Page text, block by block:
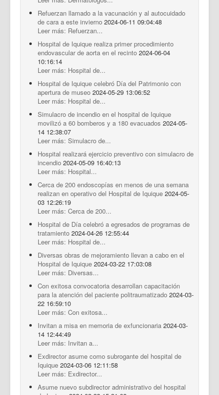
Refuerzan llamado a la vacunación y al autocuidado
de cara a este invierno 2024-06-11 09:04:48
Leer más: Refuerzan...
Hospital de Iquique realiza primer procedimiento
endovascular de aorta en el recinto 2024-06-04
10:16:14
Leer más: Hospital de...
Hospital de Iquique celebró Día del Patrimonio con
apertura de museo 2024-05-29 13:06:52
Leer más: Hospital de...
Simulacro de incendio en el hospital de Iquique
movilizó a 60 bomberos y a 180 evacuados 2024-05-
14 12:38:07
Leer más: Simulacro de...
Hospital realizará ejercicio preventivo con simulacro de
incendio 2024-05-09 16:40:13
Leer más: Hospital...
Cerca de 200 endoscopías en menos de una semana
realizan en operativo del Hospital de Iquique 2024-05-
03 12:26:19
Leer más: Cerca de 200...
Hospital de Día celebró a egresados de programas de
tratamiento 2024-04-26 12:55:44
Leer más: Hospital de...
Diversas obras de mejoramiento llevan a cabo en el
Hospital de Iquique 2024-03-22 17:03:08
Leer más: Diversas...
Con exitosa convocatoria desarrollan capacitación
para la atención del paciente politraumatizado 2024-03-
22 16:59:10
Leer más: Con exitosa...
Invitan a misa en memoria de exfuncionaria 2024-03-
14 12:44:49
Leer más: Invitan a...
Exdirector asume como subrogante del hospital de
Iquique 2024-03-06 12:11:58
Leer más: Exdirector...
Asume nuevo subdirector administrativo del hospital